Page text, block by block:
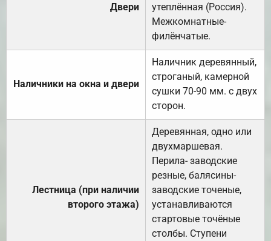
Двери
утеплённая (Россия).
Межкомнатные-
филёнчатые.
Наличники на окна и двери
Наличник деревянный,
строганый, камерной
сушки 70-90 мм. с двух
сторон.
Лестница (при наличии
второго этажа)
Деревянная, одно или
двухмаршевая.
Перила- заводские
резные, балясины-
заводские точеные,
устанавливаются
стартовые точёные
столбы. Ступени